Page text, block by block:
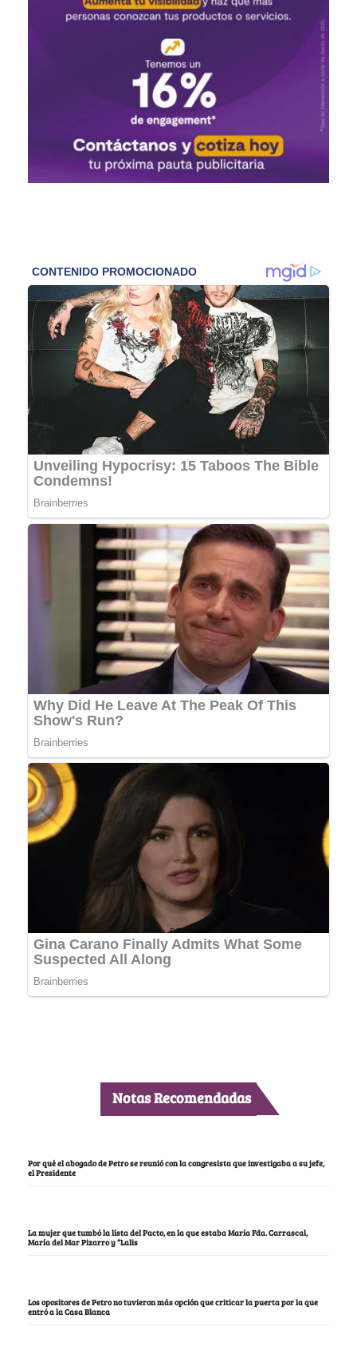
Notas Recomendadas
Por qué el abogado de Petro se reunió con la congresista que investigaba a su jefe,
el Presidente
La mujer que tumbó la lista del Pacto, en la que estaba María Fda. Carrascal,
María del Mar Pizarro y “Lalis
Los opositores de Petro no tuvieron más opción que criticar la puerta por la que
entró a la Casa Blanca